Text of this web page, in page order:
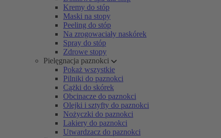
Kremy do stóp
Maski na stopy
Peeling do stóp
Na zrogowaciały naskórek
Spray do stóp
Zdrowe stopy
Pielęgnacja paznokci
Pokaż wszystkie
Pilniki do paznokci
Cążki do skórek
Obcinacze do paznokci
Olejki i sztyfty do paznokci
Nożyczki do paznokci
Lakiery do paznokci
Utwardzacz do paznokci